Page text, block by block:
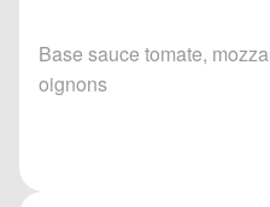
Base sauce tomate,
oignons